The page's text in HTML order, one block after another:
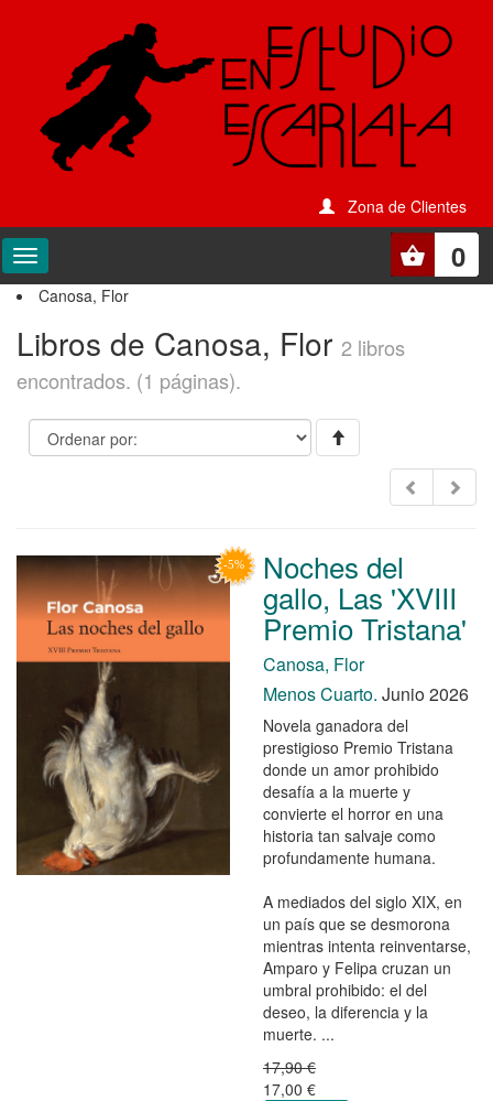
Zona de Clientes
0
Canosa, Flor
Libros de Canosa, Flor 2 libros
encontrados. (1 páginas).
Noches del
gallo, Las 'XVIII
Premio Tristana'
Canosa, Flor
Menos Cuarto. Junio 2026
Novela ganadora del
prestigioso Premio Tristana
donde un amor prohibido
desafía a la muerte y
convierte el horror en una
historia tan salvaje como
profundamente humana.
A mediados del siglo XIX, en
un país que se desmorona
mientras intenta reinventarse,
Amparo y Felipa cruzan un
umbral prohibido: el del
deseo, la diferencia y la
muerte. ...
17,90 €
17,00 €